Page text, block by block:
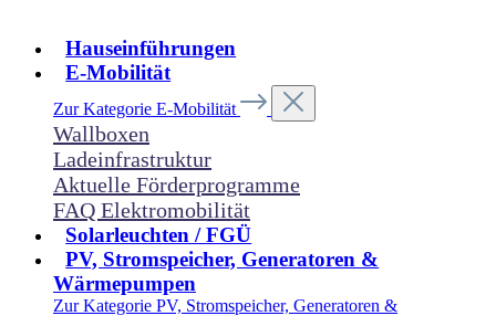
Hauseinführungen
E-Mobilität
Zur Kategorie E-Mobilität
Wallboxen
Ladeinfrastruktur
Aktuelle Förderprogramme
FAQ Elektromobilität
Solarleuchten / FGÜ
PV, Stromspeicher, Generatoren &
Wärmepumpen
Zur Kategorie PV, Stromspeicher, Generatoren &